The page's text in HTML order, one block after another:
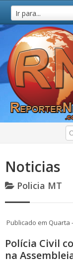
Ir para...
Noticias
Policia MT
Publicado em Quarta
Polícia Civil
na